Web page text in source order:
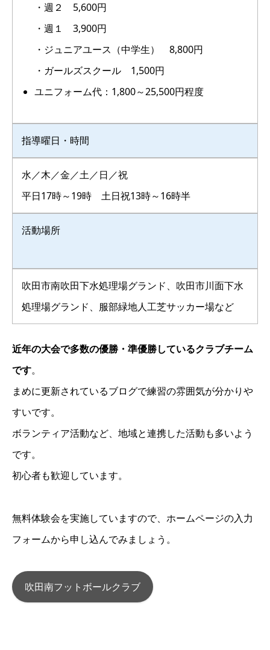
・週２ 5,600円
・週１ 3,900円
・ジュニアユース（中学生） 8,800円
・ガールズスクール 1,500円
ユニフォーム代：1,800～25,500円程度
指導曜日・時間
水／木／金／土／日／祝
平日17時～19時 土日祝13時～16時半
活動場所
吹田市南吹田下水処理場グランド、吹田市川面下水
処理場グランド、服部緑地人工芝サッカー場など
近年の大会で多数の優勝・準優勝しているクラブチーム
です。
まめに更新されているブログで練習の雰囲気が分かりや
すいです。
ボランティア活動など、地域と連携した活動も多いよう
です。
初心者も歓迎しています。
無料体験会を実施していますので、ホームページの入力
フォームから申し込んでみましょう。
吹田南フットボールクラブ